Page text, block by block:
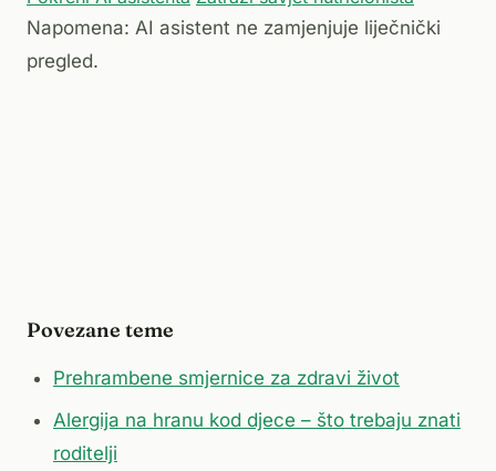
Napomena: AI asistent ne zamjenjuje liječnički
pregled.
Povezane teme
Prehrambene smjernice za zdravi život
Alergija na hranu kod djece – što trebaju znati
roditelji